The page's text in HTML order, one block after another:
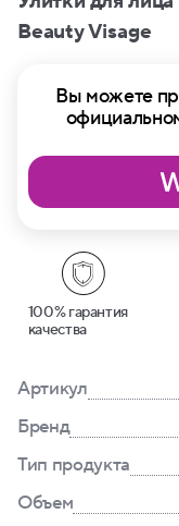
Beauty Visage
Вы можете
100% гарантия
качества
Артикул
Бренд
Тип продукта
Объем